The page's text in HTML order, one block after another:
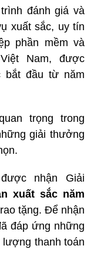
đánh giá và
xuất sắc, uy tín
phần mềm và
Nam, được
bắt đầu từ năm
trọng trong
giải thưởng
nhận Giải
xuất sắc năm
tặng. Để nhận
đáp ứng những
thanh toán